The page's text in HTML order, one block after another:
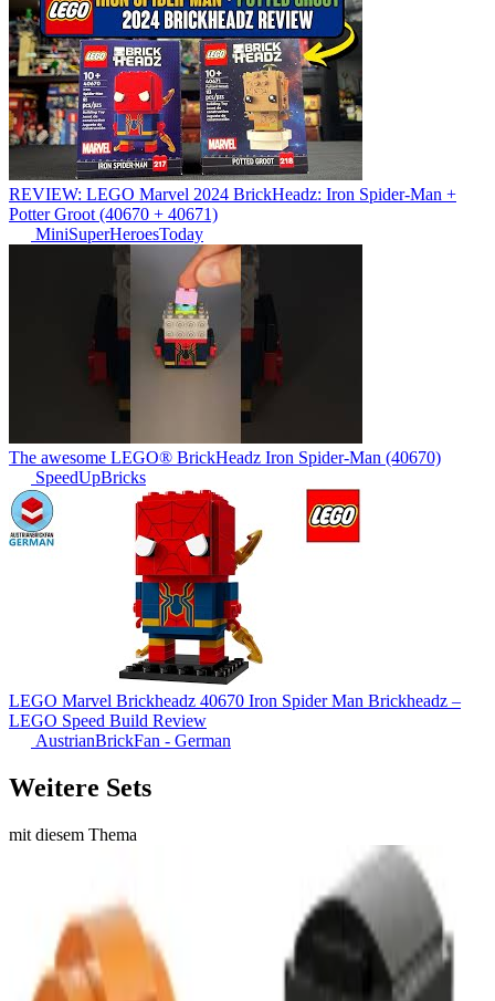
REVIEW: LEGO Marvel 2024 BrickHeadz: Iron Spider-Man +
Potter Groot (40670 + 40671)
MiniSuperHeroesToday
The awesome LEGO® BrickHeadz Iron Spider-Man (40670)
SpeedUpBricks
LEGO Marvel Brickheadz 40670 Iron Spider Man Brickheadz –
LEGO Speed Build Review
AustrianBrickFan - German
Weitere Sets
mit diesem Thema